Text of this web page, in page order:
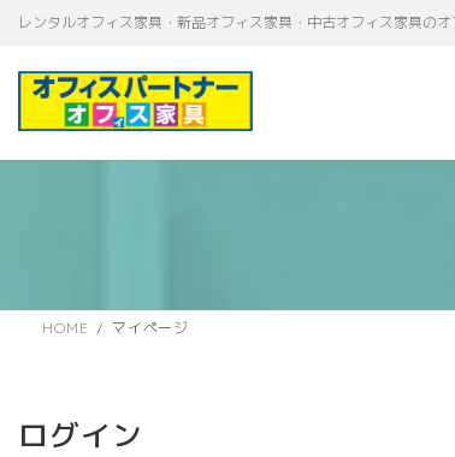
テ
ゲ
レンタルオフィス家具・新品オフィス家具・中古オフィス家具の
HOME
マイページ
ログイン